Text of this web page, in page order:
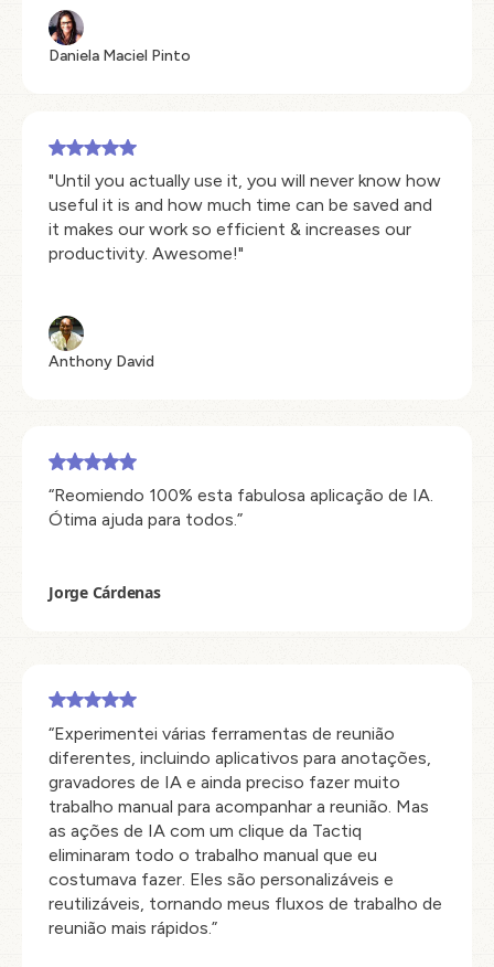
Daniela Maciel Pinto
"Until you actually use it, you will never know how
useful it is and how much time can be saved and
it makes our work so efficient & increases our
productivity. Awesome!"
Anthony David
“Reomiendo 100% esta fabulosa aplicação de IA.
Ótima ajuda para todos.”
Jorge Cárdenas
“Experimentei várias ferramentas de reunião
diferentes, incluindo aplicativos para anotações,
gravadores de IA e ainda preciso fazer muito
trabalho manual para acompanhar a reunião. Mas
as ações de IA com um clique da Tactiq
eliminaram todo o trabalho manual que eu
costumava fazer. Eles são personalizáveis e
reutilizáveis, tornando meus fluxos de trabalho de
reunião mais rápidos.”